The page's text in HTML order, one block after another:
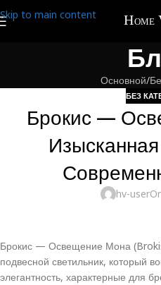
Skip to main content
Основной
БЕЗ
Брокис —
hv-user
Брокис — Освещение Мона
подвесной светильник, который
элегантность, характерные для